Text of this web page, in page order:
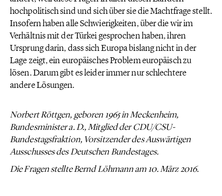
hochpolitisch sind und sich über sie die Machtfrage stellt.
Insofern haben alle Schwierigkeiten, über die wir im
Verhältnis mit der Türkei gesprochen haben, ihren
Ursprung darin, dass sich Europa bislang nicht in der
Lage zeigt, ein europäisches Problem europäisch zu
lösen. Darum gibt es leider immer nur schlechtere
andere Lösungen.
Norbert Röttgen, geboren 1965 in Meckenheim,
Bundesminister a. D., Mitglied der CDU/CSU-
Bundestagsfraktion, Vorsitzender des Auswärtigen
Ausschusses des Deutschen Bundestages.
Die Fragen stellte Bernd Löhmann am 10. März 2016.